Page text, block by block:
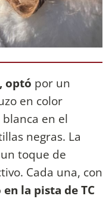
optó por un
en color
en el
negras. La
toque de
Cada una, con
la pista de TC